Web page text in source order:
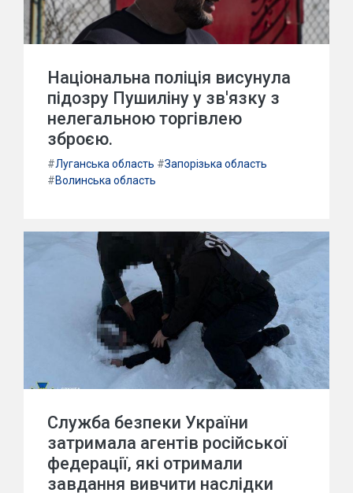
Національна поліція висунула
підозру Пушиліну у зв'язку з
нелегальною торгівлею
зброєю.
#Луганська область #Запорізька область
#Волинська область
Служба безпеки України
затримала агентів російської
федерації, які отримали
завдання вивчити наслідки